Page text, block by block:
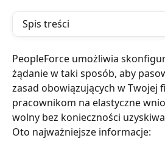
Spis treści
PeopleForce umożliwia
żądanie w taki sposób, aby
zasad obowiązujących w Twojej
pracownikom na elastyczne
wolny bez konieczności
Oto najważniejsze informacje: